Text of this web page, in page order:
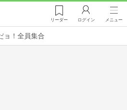
リーダー ログイン メニュー
ョ！全員集合